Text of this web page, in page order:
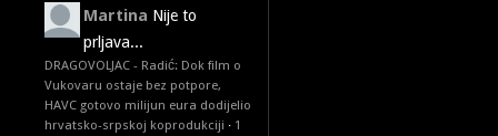
Martina Nije to
prljava...
DRAGOVOLJAC - Radić: Dok film o
Vukovaru ostaje bez potpore,
HAVC gotovo milijun eura dodijelio
hrvatsko-srpskoj koprodukciji · 1